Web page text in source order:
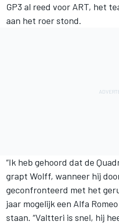
GP3 al reed voor ART, het
aan het roer stond.
“Ik heb gehoord dat de
grapt Wolff, wanneer hij
geconfronteerd met het
jaar mogelijk een Alfa
staan. “Valtteri is snel, hij